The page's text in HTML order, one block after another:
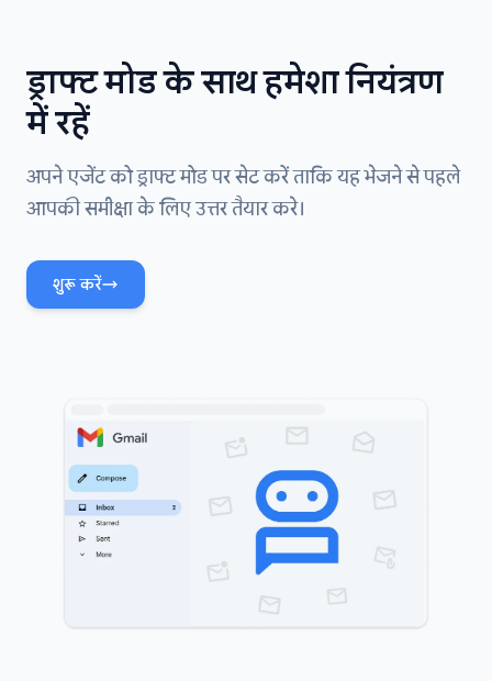
ड्राफ्ट मोड के साथ हमेशा नियंत्रण
में रहें
अपने एजेंट को ड्राफ्ट मोड पर सेट करें ताकि यह भेजने से पहले
आपकी समीक्षा के लिए उत्तर तैयार करे।
शुरू करें